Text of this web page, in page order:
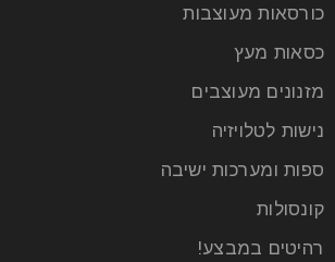
כורסאות מעוצבות
כסאות מעץ
מזנונים מעוצבים
נישות לטלויזיה
ספות ומערכות ישיבה
קונסולות
רהיטים במבצע!